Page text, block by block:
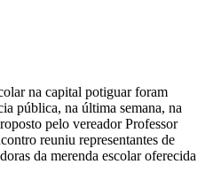
na capital potiguar foram
pública, na última semana, na
pelo vereador Professor
reuniu representantes de
da merenda escolar oferecida